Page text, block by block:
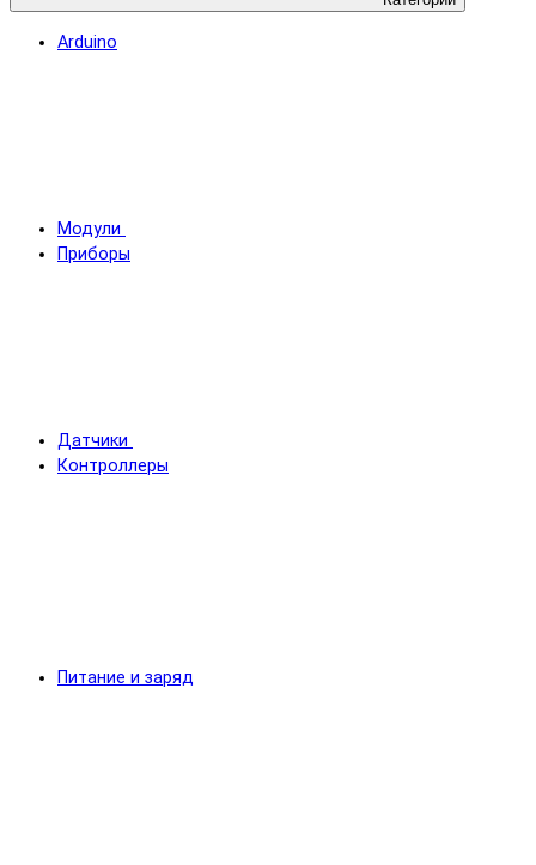
Arduino
Модули
Приборы
Датчики
Контроллеры
Питание и заряд